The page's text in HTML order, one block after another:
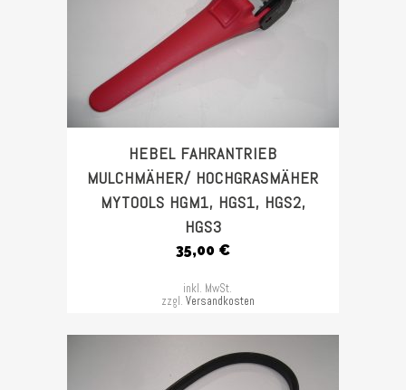
HEBEL FAHRANTRIEB
MULCHMÄHER/ HOCHGRASMÄHER
MYTOOLS HGM1, HGS1, HGS2,
HGS3
35,00 €
inkl. MwSt.
zzgl. Versandkosten